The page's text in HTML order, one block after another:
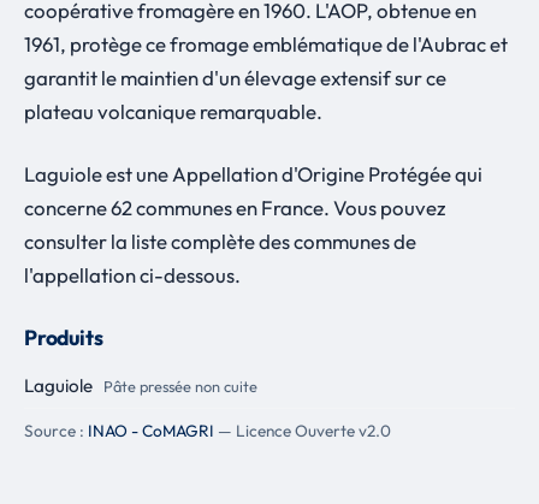
coopérative fromagère en 1960. L'AOP, obtenue en
1961, protège ce fromage emblématique de l'Aubrac et
garantit le maintien d'un élevage extensif sur ce
plateau volcanique remarquable.
Laguiole est une Appellation d'Origine Protégée qui
concerne 62 communes en France. Vous pouvez
consulter la liste complète des communes de
l'appellation ci-dessous.
Produits
Laguiole Pâte pressée non cuite
Source : INAO - CoMAGRI — Licence Ouverte v2.0